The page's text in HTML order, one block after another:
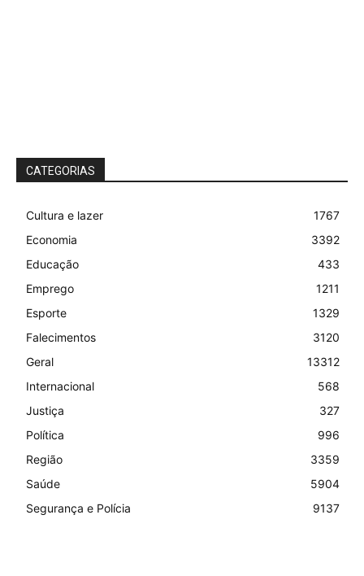
CATEGORIAS
Cultura e lazer
1767
Economia
3392
Educação
433
Emprego
1211
Esporte
1329
Falecimentos
3120
Geral
13312
Internacional
568
Justiça
327
Política
996
Região
3359
Saúde
5904
Segurança e Polícia
9137